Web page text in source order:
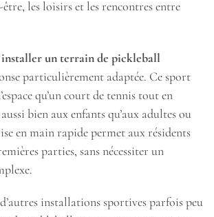
les loisirs et les rencontres entre
installer un terrain de pickleball
particulièrement adaptée. Ce sport
qu’un court de tennis tout en
bien aux enfants qu’aux adultes ou
en main rapide permet aux résidents
parties, sans nécessiter un
installations sportives parfois peu